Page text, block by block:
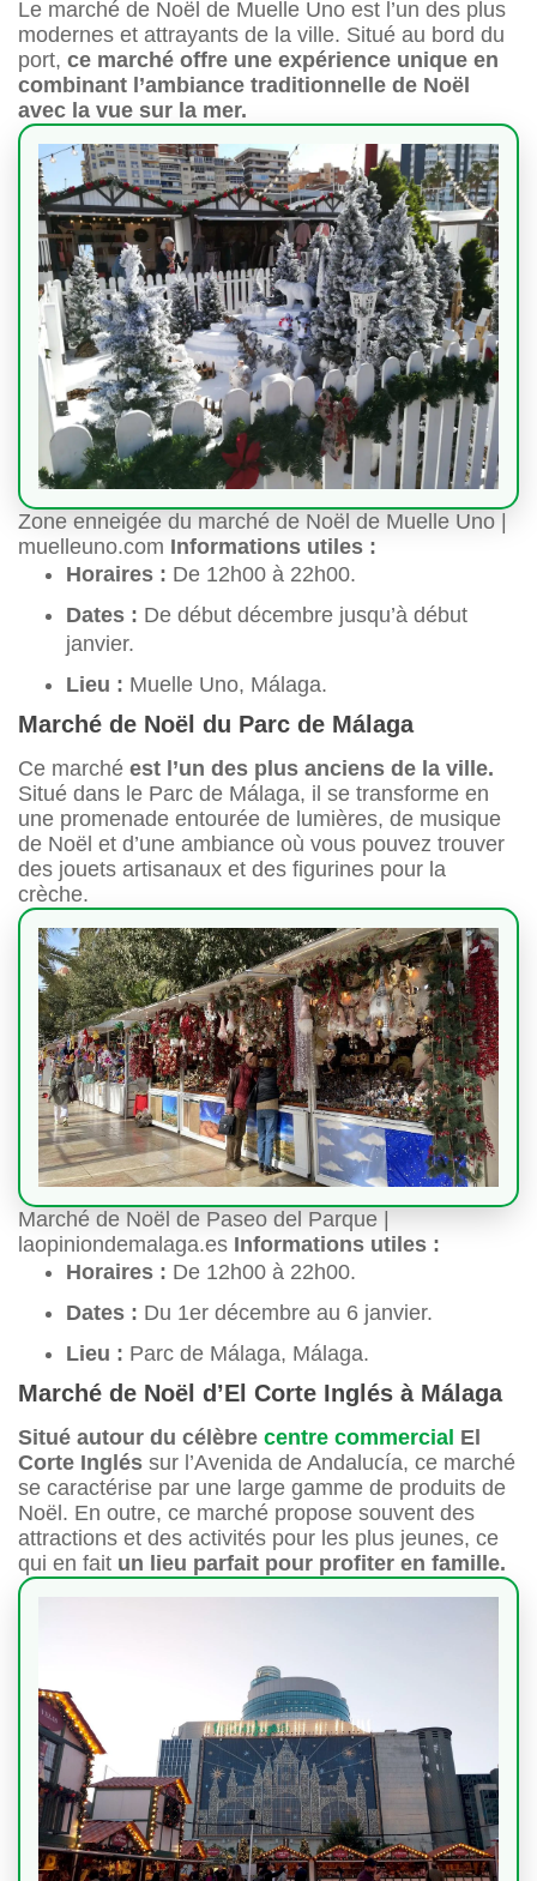
Le marché de Noël de Muelle Uno est l’un des plus
modernes et attrayants de la ville. Situé au bord du
port, ce marché offre une expérience unique en
combinant l’ambiance traditionnelle de Noël
avec la vue sur la mer.
Zone enneigée du marché de Noël de Muelle Uno |
muelleuno.com Informations utiles :
Horaires : De 12h00 à 22h00.
Dates : De début décembre jusqu’à début
janvier.
Lieu : Muelle Uno, Málaga.
Marché de Noël du Parc de Málaga
Ce marché est l’un des plus anciens de la ville.
Situé dans le Parc de Málaga, il se transforme en
une promenade entourée de lumières, de musique
de Noël et d’une ambiance où vous pouvez trouver
des jouets artisanaux et des figurines pour la
crèche.
Marché de Noël de Paseo del Parque |
laopiniondemalaga.es Informations utiles :
Horaires : De 12h00 à 22h00.
Dates : Du 1er décembre au 6 janvier.
Lieu : Parc de Málaga, Málaga.
Marché de Noël d’El Corte Inglés à Málaga
Situé autour du célèbre centre commercial El
Corte Inglés sur l’Avenida de Andalucía, ce marché
se caractérise par une large gamme de produits de
Noël. En outre, ce marché propose souvent des
attractions et des activités pour les plus jeunes, ce
qui en fait un lieu parfait pour profiter en famille.